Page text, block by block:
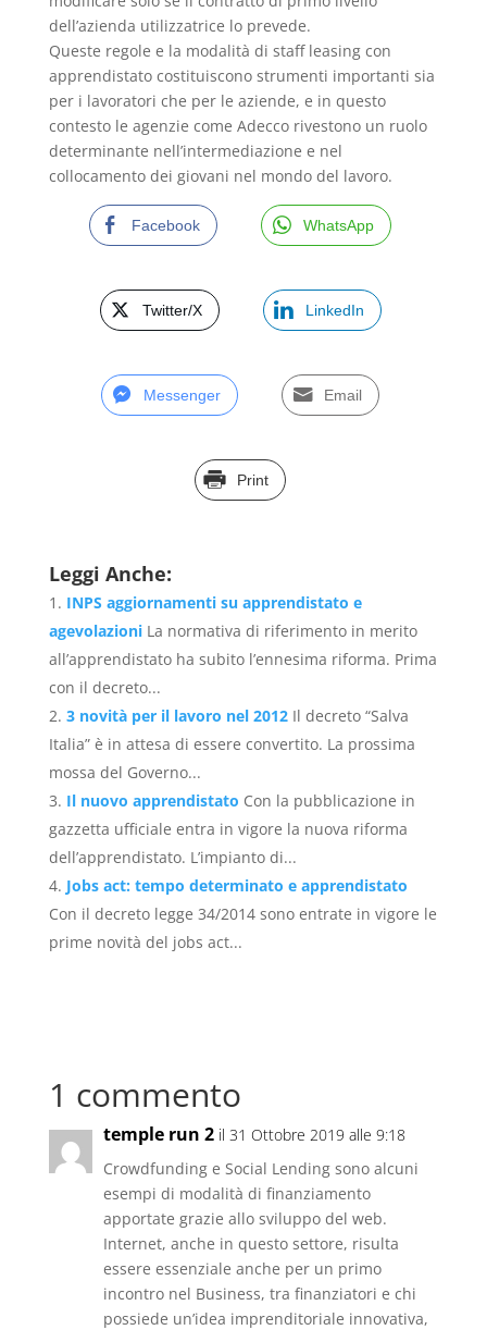
dell’azienda utilizzatrice lo prevede.
Queste regole e la modalità di staff leasing con
apprendistato costituiscono strumenti importanti sia
per i lavoratori che per le aziende, e in questo
contesto le agenzie come Adecco rivestono un ruolo
determinante nell’intermediazione e nel
collocamento dei giovani nel mondo del lavoro.
Facebook WhatsApp
Twitter/X LinkedIn
Messenger Email
Print
Leggi Anche:
INPS aggiornamenti su apprendistato e
agevolazioni La normativa di riferimento in merito
all’apprendistato ha subito l’ennesima riforma. Prima
con il decreto...
3 novità per il lavoro nel 2012 Il decreto “Salva
Italia” è in attesa di essere convertito. La prossima
mossa del Governo...
Il nuovo apprendistato Con la pubblicazione in
gazzetta ufficiale entra in vigore la nuova riforma
dell’apprendistato. L’impianto di...
Jobs act: tempo determinato e apprendistato
Con il decreto legge 34/2014 sono entrate in vigore le
prime novità del jobs act...
1 commento
temple run 2 il 31 Ottobre 2019 alle 9:18
Crowdfunding e Social Lending sono alcuni
esempi di modalità di finanziamento
apportate grazie allo sviluppo del web.
Internet, anche in questo settore, risulta
essere essenziale anche per un primo
incontro nel Business, tra finanziatori e chi
possiede un’idea imprenditoriale innovativa,